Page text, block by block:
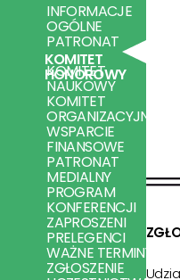
INFORMACJE
OGÓLNE
PATRONAT
KOMITET
HONOROWY
KOMITET
NAUKOWY
KOMITET
ORGANIZACYJNY
WSPARCIE
FINANSOWE
PATRONAT
MEDIALNY
PROGRAM
KONFERENCJI
ZAPROSZENI
PRELEGENCI
WAŻNE TERMINY
ZGŁOSZENIE